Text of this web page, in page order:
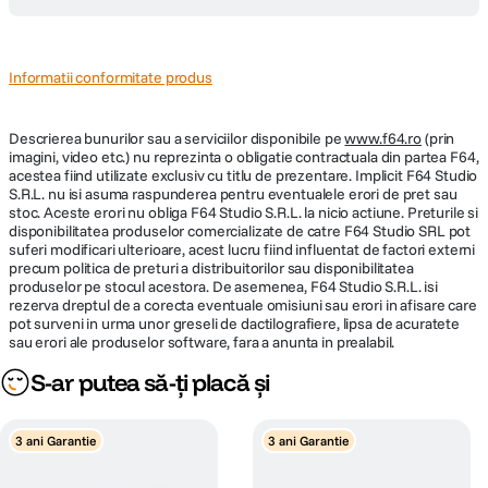
Negru, Cyan, Galben, Magenta
Scanare
Viteză de scanare o singură faţă
(A4 alb-negru)
200 DPI; , 11 sec. with flatbed scan
(A4 color)
200 DPI; , 28 sec. with flatbed scan
margini
Capacitate
hartie
Coli/Capacitate tava hartie: 100 Coli
Standard
Control panou
frontal
Display LCD, Color, Diagonala: 3,7 cm
Alimentare AC 100 V - 240 V, 50 Hz - 60 Hz
Greutate 4.1 kg
GPS Nu
WiFi, Wi-Fi Direct Servicii de imprimare
Cloud si mobila Epson Connect (iPrint,
Informatii conformitate produs
Descrierea bunurilor sau a serviciilor disponibile pewww.f64.ro(prin
imagini, video etc.) nu reprezinta o obligatie contractuala din partea F64,
acestea fiind utilizate exclusiv cu titlu de prezentare. Implicit F64 Studio
S.R.L. nu isi asuma raspunderea pentru eventualele erori de pret sau
stoc. Aceste erori nu obliga F64 Studio S.R.L. la nicio actiune. Preturile si
disponibilitatea produselor comercializate de catre F64 Studio SRL pot
suferi modificari ulterioare, acest lucru fiind influentat de factori externi
precum politica de preturi a distribuitorilor sau disponibilitatea
produselor pe stocul acestora. De asemenea, F64 Studio S.R.L. isi
rezerva dreptul de a corecta eventuale omisiuni sau erori in afisare care
pot surveni in urma unor greseli de dactilografiere, lipsa de acuratete
sau erori ale produselor software, fara a anunta in prealabil.
S-ar putea să-ți placă și
3 ani Garantie 3 ani Garantie